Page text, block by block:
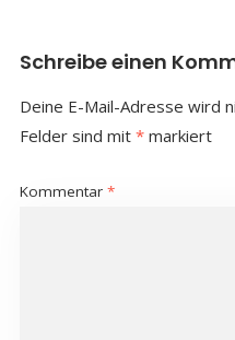
Schreibe einen
Deine E-Mail-Adresse wird
Felder sind mit *markiert
Kommentar *